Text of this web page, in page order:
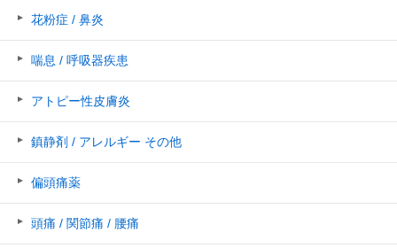
花粉症 / 鼻炎
喘息 / 呼吸器疾患
アトピー性皮膚炎
鎮静剤 / アレルギー その他
偏頭痛薬
頭痛 / 関節痛 / 腰痛